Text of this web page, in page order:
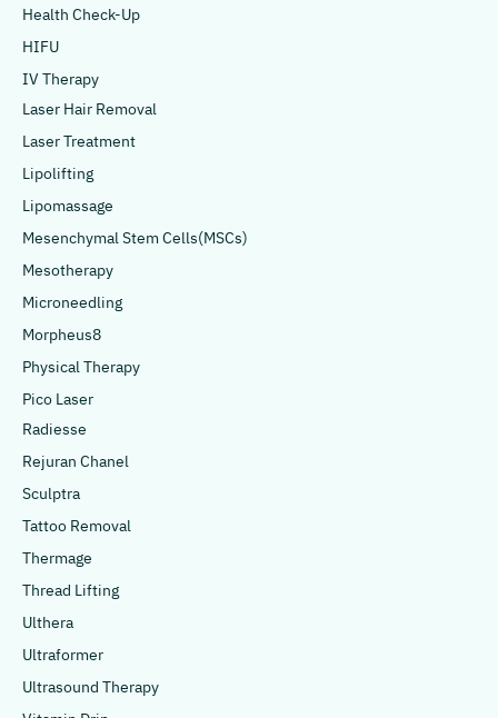
Health Check-Up
HIFU
IV Therapy
Laser Hair Removal
Laser Treatment
Lipolifting
Lipomassage
Mesenchymal Stem Cells(MSCs)
Mesotherapy
Microneedling
Morpheus8
Physical Therapy
Pico Laser
Radiesse
Rejuran Chanel
Sculptra
Tattoo Removal
Thermage
Thread Lifting
Ulthera
Ultraformer
Ultrasound Therapy